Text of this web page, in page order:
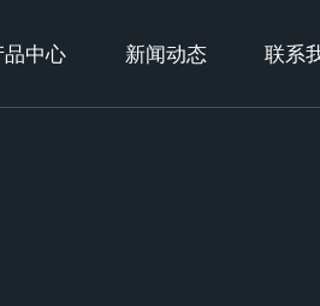
品中心 新闻动态 联系